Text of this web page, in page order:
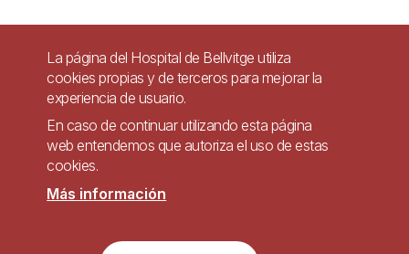
Pie
página
Contacto
Accesibilidad
Política de Privacidad de Sistemas de Videovigilancia
Sitio web accesible de conformidad con el Real Decreto 1112/2018, de 7 de
La página del Hospital de Bellvitge utiliza
cookies propias y de terceros para mejorar la
experiencia de usuario.
En caso de continuar utilizando esta página
web entendemos que autoriza el uso de estas
cookies.
Más información